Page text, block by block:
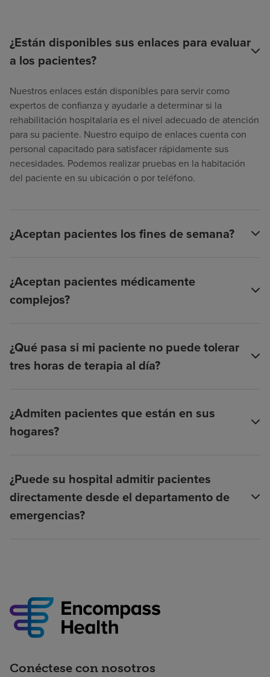
¿Están disponibles sus enlaces para evaluar
a los pacientes?
Nuestros enlaces están disponibles para servir como
expertos de confianza y ayudarle a determinar si la
rehabilitación hospitalaria es el nivel adecuado de atención
para su paciente. Nuestro equipo de enlaces cuenta con
personal capacitado para satisfacer rápidamente sus
necesidades. Podemos realizar pruebas en la habitación
del paciente en su ubicación o por teléfono.
¿Aceptan pacientes los fines de semana?
¿Aceptan pacientes médicamente
complejos?
¿Qué pasa si mi paciente no puede tolerar
tres horas de terapia al día?
¿Admiten pacientes que están en sus
hogares?
¿Puede su hospital admitir pacientes
directamente desde el departamento de
emergencias?
Conéctese con nosotros